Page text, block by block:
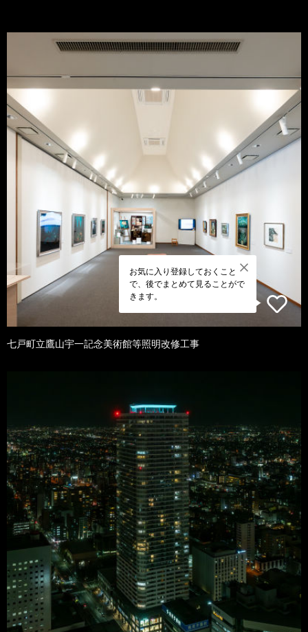
お気に入り登録しておくこと
で、後でまとめて見ることがで
きます。
七戸町立鷹山宇一記念美術館等照明改修工事